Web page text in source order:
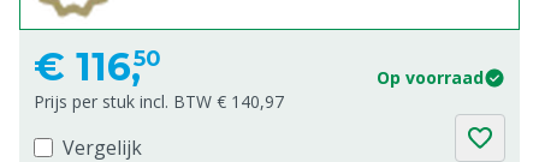
€ 116,50
Op voorraad
Prijs per stuk incl. BTW € 140,97
Vergelijk